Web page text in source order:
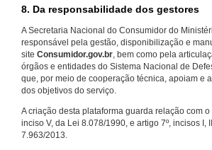
8. Da responsabilidade dos gestores
A Secretaria Nacional do Consumidor do
responsável pela gestão, disponibilização e
site Consumidor.gov.br, bem como pela
órgãos e entidades do Sistema Nacional de
que, por meio de cooperação técnica, apoiam e
dos objetivos do serviço.
A criação desta plataforma guarda relação com o
inciso V, da Lei 8.078/1990, e artigo 7º, incisos I,
7.963/2013.